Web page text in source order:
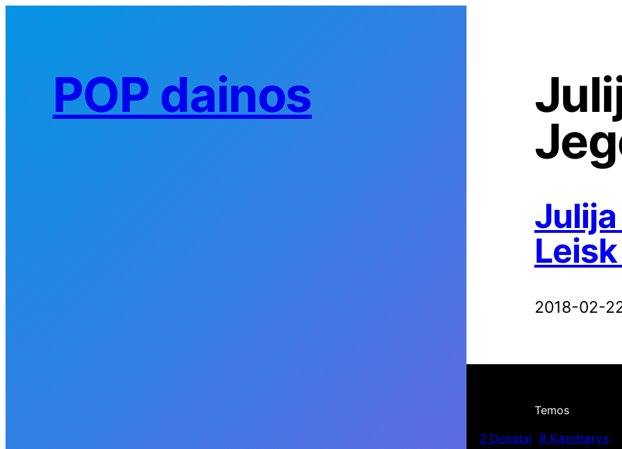
POP dainos
2018-02-
Temos
2 Donatai 8 Kambarys